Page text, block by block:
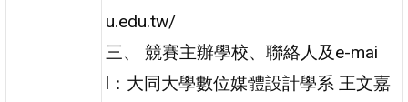
u.edu.tw/
三、 競賽主辦學校、聯絡人及e-mai
l：大同大學數位媒體設計學系 王文嘉